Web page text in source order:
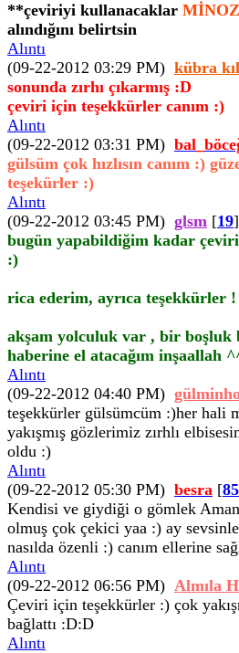
**çeviriyi kullanacaklar
alındığını belirtsin
Alıntı
(09-22-2012 03:29 PM) kübra
sonunda zırhı çıkarmış :D
çeviri için teşekkürler canım :)
Alıntı
(09-22-2012 03:31 PM)
gülsüm çok hızlısın canım :)
teşekürler :)
Alıntı
(09-22-2012 03:45 PM) glsm [19]
bugün yapabildiğim kadar çeviri
:)
rica ederim, ayrıca teşekkürler
akşam yolculuk var , bir boşluk
haberine el atacağım inşaallah
Alıntı
(09-22-2012 04:40 PM)
teşekkürler gülsümcüm :)her hali
yakışmış gözlerimiz zırhlı
oldu :)
Alıntı
(09-22-2012 05:30 PM) besra [85
Kendisi ve giydiği o gömlek
olmuş çok çekici yaa :) ay
nasılda özenli :) canım ellerine
Alıntı
(09-22-2012 06:56 PM) Almıla
Çeviri için teşekkürler :) çok
bağlattı :D:D
Alıntı